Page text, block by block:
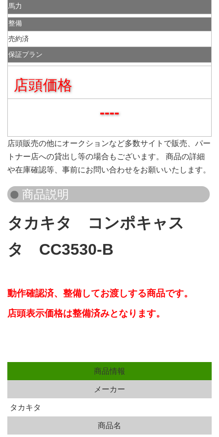
馬力
整備
売約済
保証プラン
店頭価格
----
店頭販売の他にオークションなど多数サイトで販売、パー
トナー店への貸出し等の場合もございます。 商品の詳細
や在庫確認等、事前にお問い合わせをお願いいたします。
タカキタ コンポキャス
タ CC3530-B
動作確認済、整備してお渡しする商品です。
店頭表示価格は整備済みとなります。
商品情報
メーカー
タカキタ
商品名